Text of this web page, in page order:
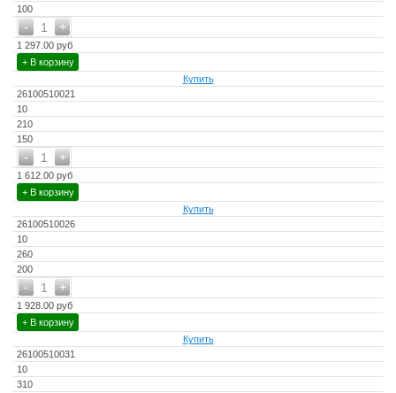
100
+
- 1
1 297.00 руб
+ В корзину
Купить
26100510021
10
210
150
+
- 1
1 612.00 руб
+ В корзину
Купить
26100510026
10
260
200
+
- 1
1 928.00 руб
+ В корзину
Купить
26100510031
10
310